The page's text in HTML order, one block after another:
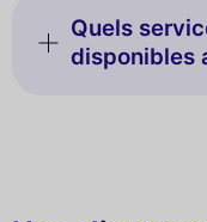
Quels
disponibles